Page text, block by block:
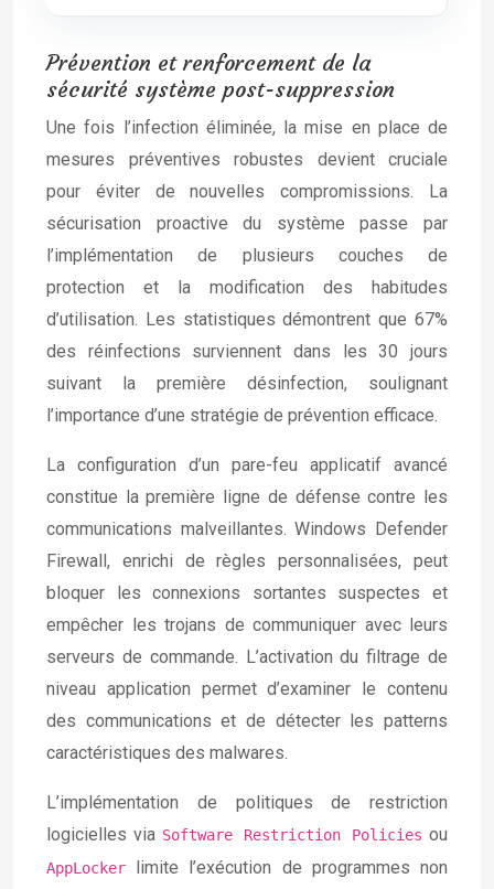
Prévention et renforcement de la
sécurité système post-suppression
Une fois l’infection éliminée, la mise en place de
mesures préventives robustes devient cruciale
pour éviter de nouvelles compromissions. La
sécurisation proactive du système passe par
l’implémentation de plusieurs couches de
protection et la modification des habitudes
d’utilisation. Les statistiques démontrent que 67%
des réinfections surviennent dans les 30 jours
suivant la première désinfection, soulignant
l’importance d’une stratégie de prévention efficace.
La configuration d’un pare-feu applicatif avancé
constitue la première ligne de défense contre les
communications malveillantes. Windows Defender
Firewall, enrichi de règles personnalisées, peut
bloquer les connexions sortantes suspectes et
empêcher les trojans de communiquer avec leurs
serveurs de commande. L’activation du filtrage de
niveau application permet d’examiner le contenu
des communications et de détecter les patterns
caractéristiques des malwares.
L’implémentation de politiques de restriction
logicielles via Software Restriction Policies ou
AppLocker limite l’exécution de programmes non